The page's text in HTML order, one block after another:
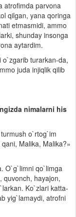
atrofimda parvona
qilgan, yana qoringa
etmasmidi, ammo
shunday insonga
aytardim.
o`zgarib turarkan-da,
juda injiqlik qilib
nimalarni his
o`rtog`im
Malika, Malika?»
O`g`limni qo`limga
quvonch, hayajon,
Ko`zlari katta-
yig`lamaydi, atrofni